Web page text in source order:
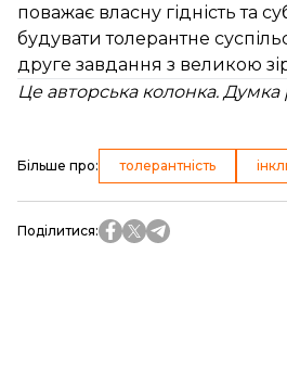
поважає власну гідність та
будувати толерантне
друге завдання з великою
Це авторська колонка. Думка
Більше про: толерантність
Поділитися: